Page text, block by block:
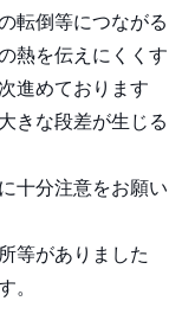
転倒等につながる
熱を伝えにくくす
進めております
きな段差が生じる
十分注意をお願い
等がありました
。